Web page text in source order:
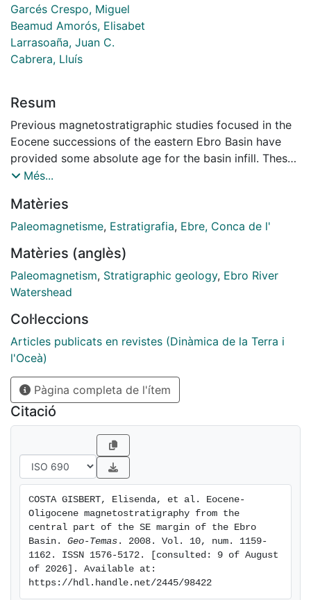
Garcés Crespo, Miguel
Beamud Amorós, Elisabet
Larrasoaña, Juan C.
Cabrera, Lluís
Resum
Previous magnetostratigraphic studies focused in the
Eocene successions of the eastern Ebro Basin have
provided some absolute age for the basin infill. These
results were based on some biostratigraphic
new results from the approximately 3000 m thick
Montserrat and Maians-Rubió magnetostratigraphic
and continental biochronology data, providing a more
independent chronology. The resulting absolute
chronology of the Montserrat-Rubió composite
to Rupelian (approximately 40.7 to 30.5 Ma). This
leads to the re-evaluation of the age of the La Salut
Fm. (Lutetian to Bartonian) and the Montserrat
conglomerates (Bartonian to Priabonian). The last
marine regression in the central part of the SE margin
of the Ebro Basin yields an approximate age of about
36.0 Ma (Priabonian).
Més...
Matèries
Paleomagnetisme, Estratigrafia, Ebre, Conca de l'
Matèries (anglès)
Paleomagnetism, Stratigraphic geology, Ebro River
Watershead
Col·leccions
Articles publicats en revistes (Dinàmica de la Terra i
l'Oceà)
Pàgina completa de l'ítem
Citació
COSTA GISBERT, Elisenda, et al. Eocene-
Oligocene magnetostratigraphy from the
central part of the SE margin of the Ebro
Basin. Geo-Temas . 2008. Vol. 10, num. 1159-
1162. ISSN 1576-5172. [consulted: 9 of August
of 2026]. Available at:
https://hdl.handle.net/2445/98422